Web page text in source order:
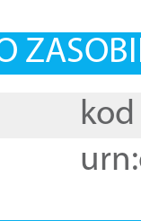
kod